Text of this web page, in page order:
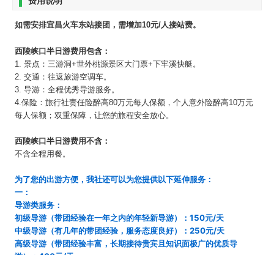
如需安排宜昌火车东站接团，需增加10元/人接站费。
西陵峡口半日游费用包含：
1. 景点：三游洞+世外桃源景区大门票+下牢溪快艇。
2. 交通：往返旅游空调车。
3. 导游：全程优秀导游服务。
4.保险：旅行社责任险醉高80万元每人保额，个人意外险醉高10万元
每人保额；双重保障，让您的旅程安全放心。
西陵峡口半日游费用不含：
不含全程用餐。
为了您的出游方便，我社还可以为您提供以下延伸服务：
一：
导游类服务：
初级导游（带团经验在一年之内的年轻新导游）：150元/天
中级导游（有几年的带团经验，服务态度良好）：250元/天
高级导游（带团经验丰富，长期接待贵宾且知识面极广的优质导